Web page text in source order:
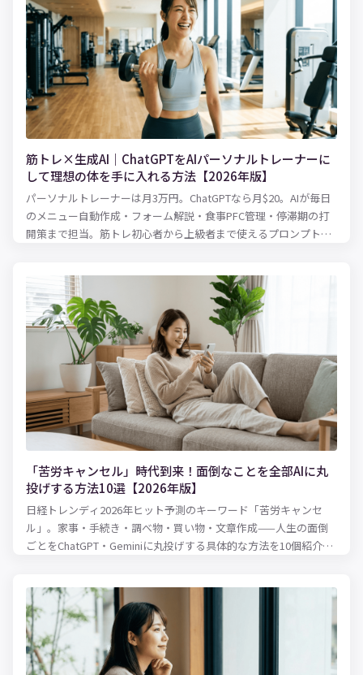
筋トレ×生成AI｜ChatGPTをAIパーソナルトレーナーに
して理想の体を手に入れる方法【2026年版】
パーソナルトレーナーは月3万円。ChatGPTなら月$20。AIが毎日
のメニュー自動作成・フォーム解説・食事PFC管理・停滞期の打
開策まで担当。筋トレ初心者から上級者まで使えるプロンプト付
「苦労キャンセル」時代到来！面倒なことを全部AIに丸
投げする方法10選【2026年版】
日経トレンディ2026年ヒット予測のキーワード「苦労キャンセ
ル」。家事・手続き・調べ物・買い物・文章作成——人生の面倒
ごとをChatGPT・Geminiに丸投げする具体的な方法を10個紹介し